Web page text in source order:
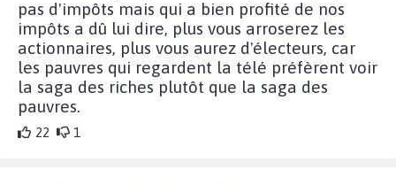
pas d'impôts mais qui a bien profité de nos
impôts a dû lui dire, plus vous arroserez les
actionnaires, plus vous aurez d'électeurs, car
les pauvres qui regardent la télé préfèrent voir
la saga des riches plutôt que la saga des
pauvres.
22 1